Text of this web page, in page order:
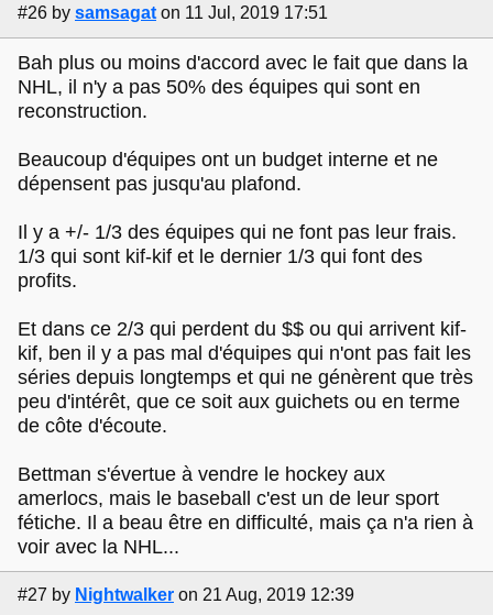
#26 by samsagat on 11 Jul, 2019 17:51
Bah plus ou moins d'accord avec le fait que dans la
NHL, il n'y a pas 50% des équipes qui sont en
reconstruction.
Beaucoup d'équipes ont un budget interne et ne
dépensent pas jusqu'au plafond.
Il y a +/- 1/3 des équipes qui ne font pas leur frais.
1/3 qui sont kif-kif et le dernier 1/3 qui font des
profits.
Et dans ce 2/3 qui perdent du $$ ou qui arrivent kif-
kif, ben il y a pas mal d'équipes qui n'ont pas fait les
séries depuis longtemps et qui ne génèrent que très
peu d'intérêt, que ce soit aux guichets ou en terme
de côte d'écoute.
Bettman s'évertue à vendre le hockey aux
amerlocs, mais le baseball c'est un de leur sport
fétiche. Il a beau être en difficulté, mais ça n'a rien à
voir avec la NHL...
#27 by Nightwalker on 21 Aug, 2019 12:39